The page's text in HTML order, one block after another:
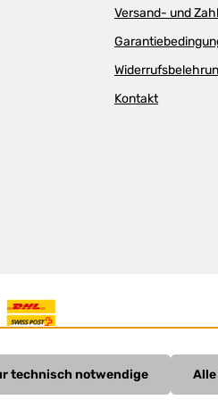
Versand- und
Kontakt
technisch notwendige